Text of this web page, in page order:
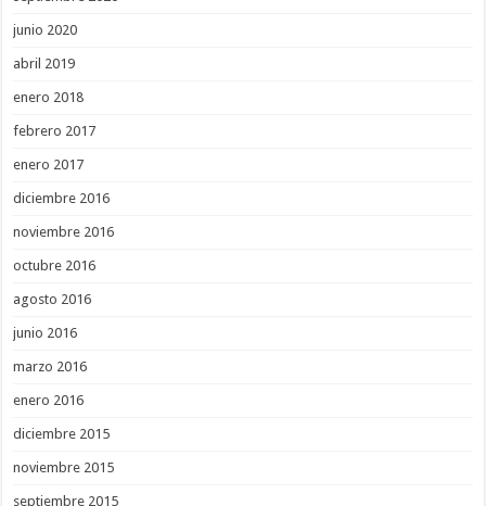
junio 2020
abril 2019
enero 2018
febrero 2017
enero 2017
diciembre 2016
noviembre 2016
octubre 2016
agosto 2016
junio 2016
marzo 2016
enero 2016
diciembre 2015
noviembre 2015
septiembre 2015